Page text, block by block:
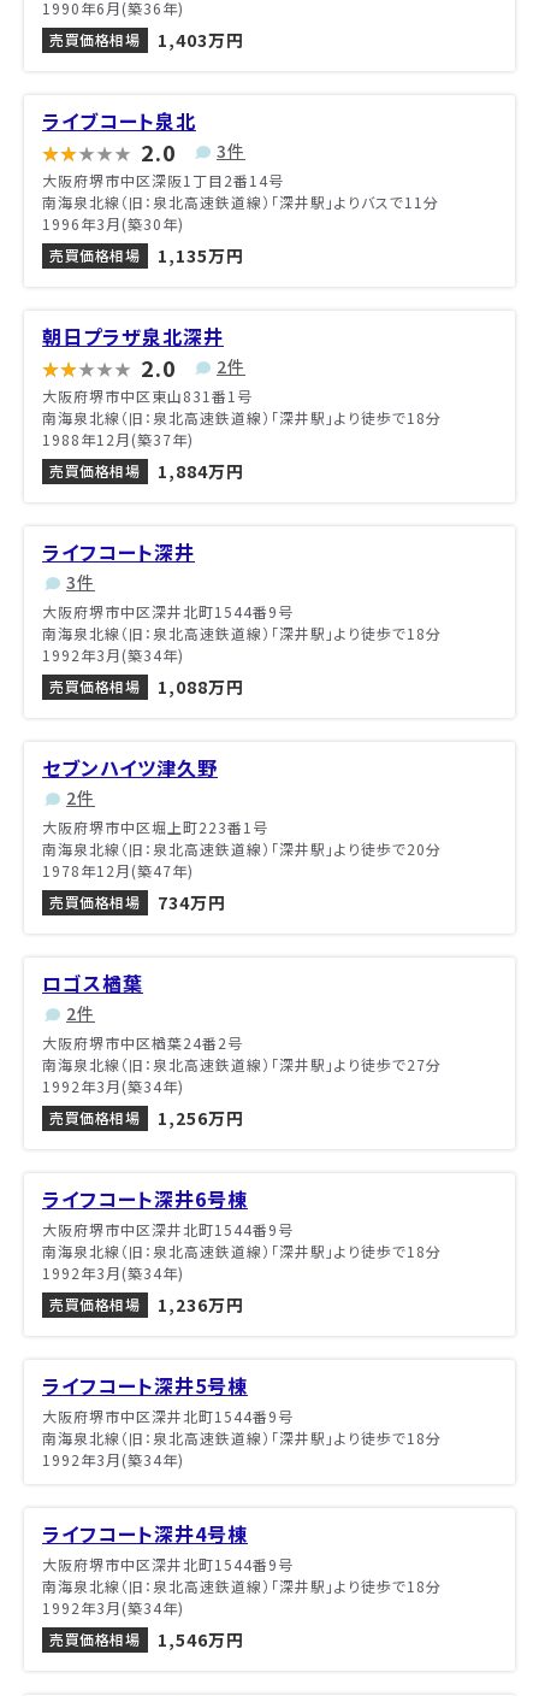
1990年6月(築36年)
売買価格相場
1,403万円
ライブコート泉北
2.0 3件
大阪府堺市中区深阪1丁目2番14号
南海泉北線（旧：泉北高速鉄道線）「深井駅」よりバスで11分
1996年3月(築30年)
売買価格相場
1,135万円
朝日プラザ泉北深井
2.0 2件
大阪府堺市中区東山831番1号
南海泉北線（旧：泉北高速鉄道線）「深井駅」より徒歩で18分
1988年12月(築37年)
売買価格相場
1,884万円
ライフコート深井
3件
大阪府堺市中区深井北町1544番9号
南海泉北線（旧：泉北高速鉄道線）「深井駅」より徒歩で18分
1992年3月(築34年)
売買価格相場
1,088万円
セブンハイツ津久野
2件
大阪府堺市中区堀上町223番1号
南海泉北線（旧：泉北高速鉄道線）「深井駅」より徒歩で20分
1978年12月(築47年)
売買価格相場
734万円
ロゴス楢葉
2件
大阪府堺市中区楢葉24番2号
南海泉北線（旧：泉北高速鉄道線）「深井駅」より徒歩で27分
1992年3月(築34年)
売買価格相場
1,256万円
ライフコート深井6号棟
大阪府堺市中区深井北町1544番9号
南海泉北線（旧：泉北高速鉄道線）「深井駅」より徒歩で18分
1992年3月(築34年)
売買価格相場
1,236万円
ライフコート深井5号棟
大阪府堺市中区深井北町1544番9号
南海泉北線（旧：泉北高速鉄道線）「深井駅」より徒歩で18分
1992年3月(築34年)
ライフコート深井4号棟
大阪府堺市中区深井北町1544番9号
南海泉北線（旧：泉北高速鉄道線）「深井駅」より徒歩で18分
1992年3月(築34年)
売買価格相場
1,546万円